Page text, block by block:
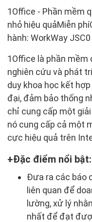
1Office - Phần mềm
nhỏ hiệu quảMiễn
hành: WorkWay
1Office là phần mềm
nghiên cứu và phát
duy khoa học kết
đại, đảm bảo thống
chỉ cung cấp một
nó cung cấp cả một
cực hiệu quả trên
Đặc điểm nổi bật:
Đưa ra các báo
liên quan để
lường, xử lý
nhất để đạt